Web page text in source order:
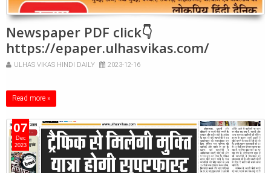
Newspaper PDF click👇
https://epaper.ulhasvikas.com/
ULHAS VIKAS HINDI DAILY 2023-12-16
Read more »
07
Dec
2023